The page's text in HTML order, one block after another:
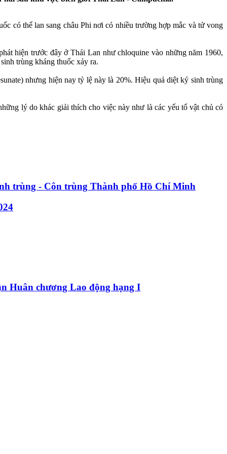
có thể lan sang châu Phi nơi có nhiều trường hợp mắc và tử vong
hiện trước đây ở Thái Lan như chloquine vào những năm 1960,
trùng kháng thuốc xảy ra.
nhưng hiện nay tỷ lệ này là 20%. Hiệu quả diệt ký sinh trùng
lý do khác giải thích cho việc này như là các yếu tố vật chủ có
trùng - Côn trùng Thành phố Hồ Chí Minh
Huân chương Lao động hạng I